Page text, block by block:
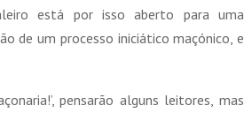
está por isso aberto para uma
de um processo iniciático maçónico, e
pensarão alguns leitores, mas